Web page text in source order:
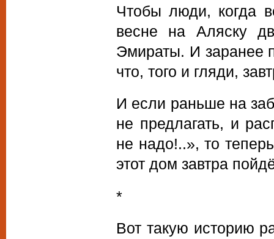
Чтобы люди, когда
весне на Аляску
Эмираты. И заранее
что, того и гляди,
И если раньше на
не предлагать, и
не надо!..», то
этот дом завтра
*
Вот такую историю